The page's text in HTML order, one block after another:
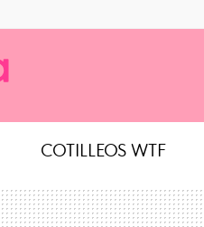
COTILLEOS WTF